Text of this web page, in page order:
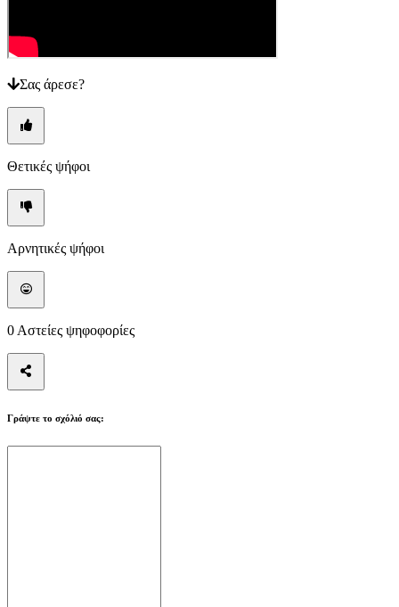
Ενημέρωσης
Οδηγοί
Σας άρεσε?
Θετικές ψήφοι
Αρνητικές ψήφοι
0 Αστείες ψηφοφορίες
Γράψτε το σχόλιό σας: